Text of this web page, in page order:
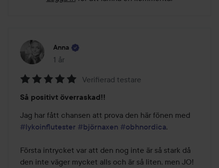
Anna
1 år
Inlägget skapades 1 år
5
av
5
Verifierad testare
Så positivt överraskad!!
#lykoinflutester #björnaxen #obhnordica.
Första intrycket var att den nog inte är så stark då
den inte väger mycket alls och är så liten, men JO!